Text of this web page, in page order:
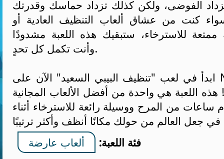
الفوضى، ولكن كذلك تزداد حماسك وقدرتك
كنت من عشاق ألعاب التنظيف العادية أو
للاسترخاء، ستبقيك هذه اللعبة مشدودًا
وأنت تكمل كل تحدٍ.
ابدأ في لعب "تنظيف البيبي السعيد" الآن على NAJOX وكن بطل
هذه اللعبة هي واحدة من أفضل الألعاب المجانية
ساعات من المرح ووسيلة رائعة للاسترخاء أثناء
فئة اللعبة: ألعاب عارضة